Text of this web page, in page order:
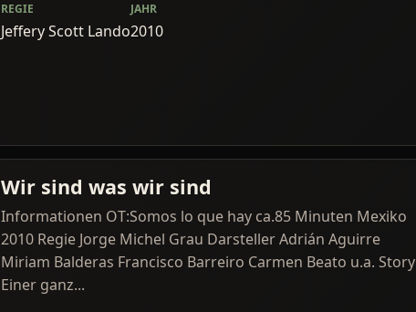
REGIE
Jeffery Scott Lando
JAHR
2010
Wir sind was wir sind
Informationen OT:Somos lo que hay ca.85 Minuten Mexiko
2010 Regie Jorge Michel Grau Darsteller Adrián Aguirre
Miriam Balderas Francisco Barreiro Carmen Beato u.a. Story
Einer ganz...